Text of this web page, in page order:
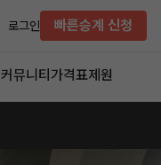
로그인 빠른승계 신청
커뮤니티 가격표제원